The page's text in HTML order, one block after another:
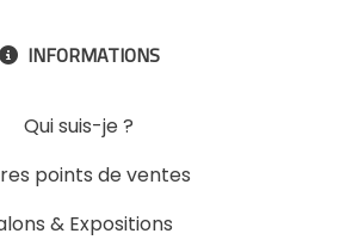
 INFORMATIONS
Qui suis-je ?
points de ventes
& Expositions